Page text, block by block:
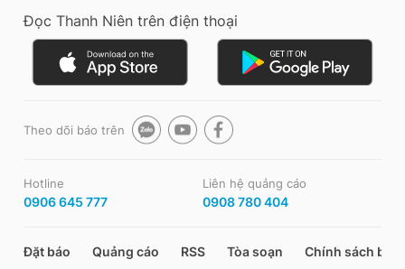
Đọc Thanh Niên trên điện thoại
Theo dõi báo trên
Hotline
0906 645 777
Liên hệ quảng cáo
0908 780 404
Đặt báo Quảng cáo RSS Tòa soạn Chính sách bảo